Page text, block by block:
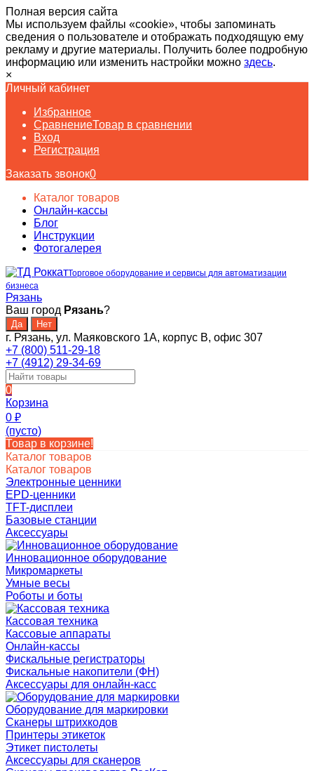
Полная версия сайта
Мы используем файлы «cookie», чтобы запоминать
сведения о пользователе и отображать подходящую ему
рекламу и другие материалы. Получить более подробную
информацию или изменить настройки можно здесь.
×
Личный кабинет
Избранное
СравнениеТовар в сравнении
Вход
Регистрация
Заказать звонок0
Каталог товаров
Онлайн-кассы
Блог
Инструкции
Фотогалерея
Торговое оборудование и сервисы для автоматизации
бизнеса
Рязань
Ваш город Рязань?
г. Рязань, ул. Маяковского 1А, корпус B, офис 307
+7 (800) 511-29-18
+7 (4912) 29-34-69
0
Корзина
0 ₽
(пусто)
Товар в корзине!
Каталог товаров
Каталог товаров
Электронные ценники
EPD-ценники
TFT-дисплеи
Базовые станции
Аксессуары
Инновационное оборудование
Микромаркеты
Умные весы
Роботы и боты
Кассовая техника
Кассовые аппараты
Онлайн-кассы
Фискальные регистраторы
Фискальные накопители (ФН)
Аксессуары для онлайн-касс
Оборудование для маркировки
Сканеры штрихкодов
Принтеры этикеток
Этикет пистолеты
Аксессуары для сканеров